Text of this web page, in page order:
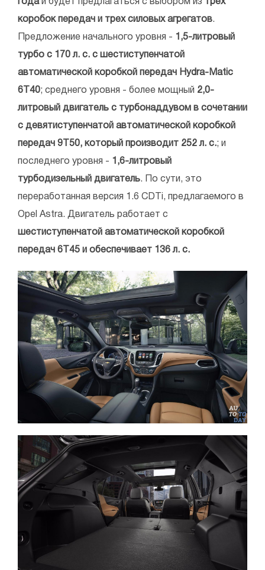
коробок передач и трех силовых агрегатов.
Предложение начального уровня - 1,5-литровый
турбо с 170 л. с. с шестиступенчатой
автоматической коробкой передач Hydra-Matic
6T40; среднего уровня - более мощный 2,0-
литровый двигатель с турбонаддувом в сочетании
с девятиступенчатой автоматической коробкой
передач 9T50, который производит 252 л. с.; и
последнего уровня - 1,6-литровый
турбодизельный двигатель. По сути, это
переработанная версия 1.6 CDTi, предлагаемого в
Opel Astra. Двигатель работает с
шестиступенчатой автоматической коробкой
передач 6T45 и обеспечивает 136 л. с.